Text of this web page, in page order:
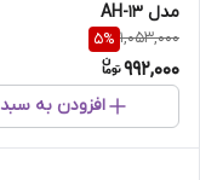
مدل AH-13
1,053,000
5%
992,000
افزودن به سبد